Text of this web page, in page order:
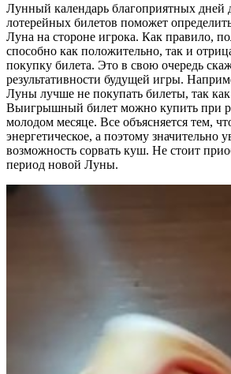
Лунный календарь благоприятных дней
лотерейных билетов поможет
Луна на стороне игрока. Как правило,
способно как положительно, так и
покупку билета. Это в свою очередь
результативности будущей игры.
Луны лучше не покупать билеты, так как
Выигрышный билет можно купить при
молодом месяце. Все объясняется тем,
энергетическое, а поэтому значительно
возможность сорвать куш. Не стоит
период новой Луны.